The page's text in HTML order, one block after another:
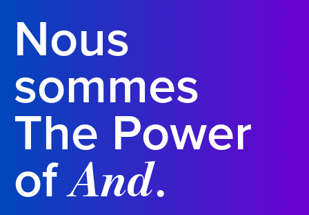
Nous
sommes
The Power
ofAnd.